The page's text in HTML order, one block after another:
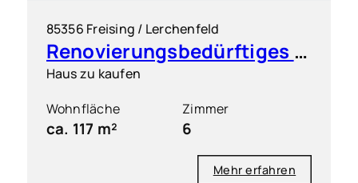
85356 Freising / Lerchenfeld
Renovierungsbedürftiges Reihenhaus in ruhiger Lage von Freising Lerchenfeld
Haus zu kaufen
Wohnfläche
ca. 117 m²
Zimmer
6
Mehr erfahren